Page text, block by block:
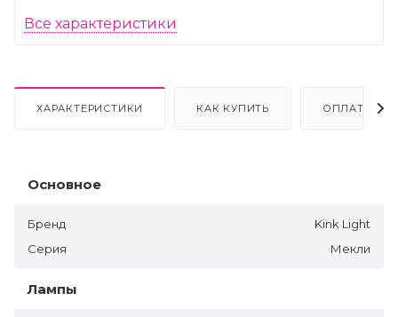
Все характеристики
ХАРАКТЕРИСТИКИ КАК КУПИТЬ ОПЛАТА
Основное
Бренд
Kink Light
Серия
Мекли
Лампы